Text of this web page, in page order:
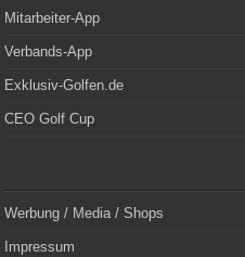
Mitarbeiter-App
Verbands-App
Exklusiv-Golfen.de
CEO Golf Cup
Werbung / Media / Shops
Impressum